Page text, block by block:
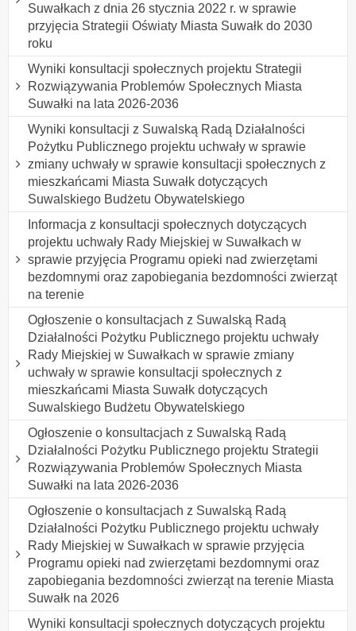
Suwałkach z dnia 26 stycznia 2022 r. w sprawie
przyjęcia Strategii Oświaty Miasta Suwałk do 2030
roku
Wyniki konsultacji społecznych projektu Strategii
Rozwiązywania Problemów Społecznych Miasta
Suwałki na lata 2026-2036
Wyniki konsultacji z Suwalską Radą Działalności
Pożytku Publicznego projektu uchwały w sprawie
zmiany uchwały w sprawie konsultacji społecznych z
mieszkańcami Miasta Suwałk dotyczących
Suwalskiego Budżetu Obywatelskiego
Informacja z konsultacji społecznych dotyczących
projektu uchwały Rady Miejskiej w Suwałkach w
sprawie przyjęcia Programu opieki nad zwierzętami
bezdomnymi oraz zapobiegania bezdomności zwierząt
na terenie
Ogłoszenie o konsultacjach z Suwalską Radą
Działalności Pożytku Publicznego projektu uchwały
Rady Miejskiej w Suwałkach w sprawie zmiany
uchwały w sprawie konsultacji społecznych z
mieszkańcami Miasta Suwałk dotyczących
Suwalskiego Budżetu Obywatelskiego
Ogłoszenie o konsultacjach z Suwalską Radą
Działalności Pożytku Publicznego projektu Strategii
Rozwiązywania Problemów Społecznych Miasta
Suwałki na lata 2026-2036
Ogłoszenie o konsultacjach z Suwalską Radą
Działalności Pożytku Publicznego projektu uchwały
Rady Miejskiej w Suwałkach w sprawie przyjęcia
Programu opieki nad zwierzętami bezdomnymi oraz
zapobiegania bezdomności zwierząt na terenie Miasta
Suwałk na 2026
Wyniki konsultacji społecznych dotyczących projektu